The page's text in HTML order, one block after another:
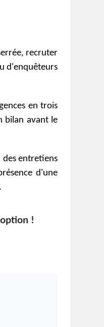
recruter
d'enquêteurs
en trois
bilan avant le
des entretiens
d'une
!